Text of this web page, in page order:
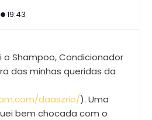
19:43
Shampoo, Condicionador
das minhas queridas da
daaszrio/). Uma
bem chocada com o